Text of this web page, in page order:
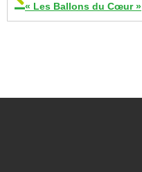
« Les Ballons du Cœur »